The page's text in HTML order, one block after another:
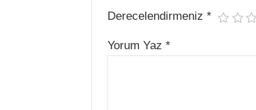
Derecelendirmeniz*
Yorum Yaz*